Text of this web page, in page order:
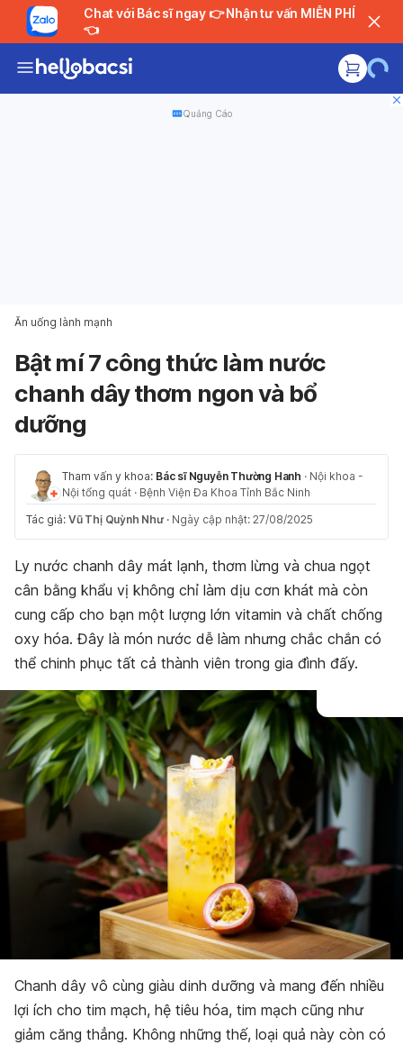
Chat với Bác sĩ ngay 👉 Nhận tư vấn MIỄN PHÍ
👈
Quảng Cáo
Ăn uống lành mạnh
Bật mí 7 công thức làm nước
chanh dây thơm ngon và bổ
dưỡng
Tham vấn y khoa: Bác sĩ Nguyễn Thường Hanh · Nội khoa -
Nội tổng quát · Bệnh Viện Đa Khoa Tỉnh Bắc Ninh
Tác giả: Vũ Thị Quỳnh Như · Ngày cập nhật: 27/08/2025
Ly nước chanh dây mát lạnh, thơm lừng và chua ngọt
cân bằng khẩu vị không chỉ làm dịu cơn khát mà còn
cung cấp cho bạn một lượng lớn vitamin và chất chống
oxy hóa. Đây là món nước dễ làm nhưng chắc chắn có
thể chinh phục tất cả thành viên trong gia đình đấy.
Chanh dây vô cùng giàu dinh dưỡng và mang đến nhiều
lợi ích cho tim mạch, hệ tiêu hóa, tim mạch cũng như
giảm căng thẳng. Không những thế, loại quả này còn có